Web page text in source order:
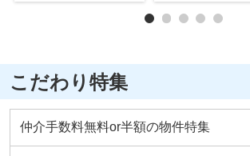
こだわり特集
仲介手数料無料or半額の物件特集